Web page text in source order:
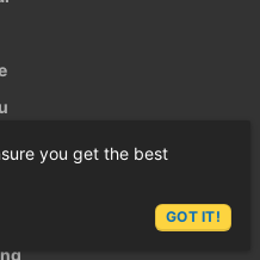
you get the best
GOT IT!
ASK LEX